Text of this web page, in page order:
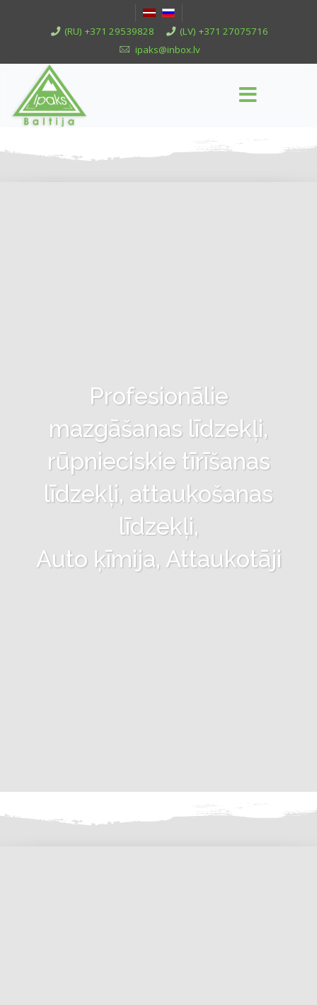
(RU) +371 29539828
(LV) +371 27075716
ipaks@inbox.lv
Profesionālie
mazgāšanas līdzekļi,
rūpnieciskie tīrīšanas
līdzekļi, attaukošanas
līdzekļi,
Auto ķīmija, Attaukotāji